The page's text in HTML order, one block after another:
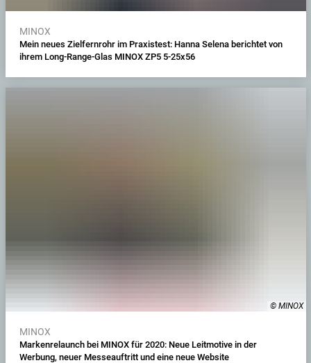
MINOX
Mein neues Zielfernrohr im Praxistest: Hanna Selena berichtet von
ihrem Long-Range-Glas MINOX ZP5 5-25x56
© MINOX
MINOX
Markenrelaunch bei MINOX für 2020: Neue Leitmotive in der
Werbung, neuer Messeauftritt und eine neue Website